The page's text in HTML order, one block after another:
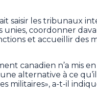
saisir les tribunaux
unies, coordonner
et accueillir des
canadien n’a mis
alternative à ce
militaires», a-t-il